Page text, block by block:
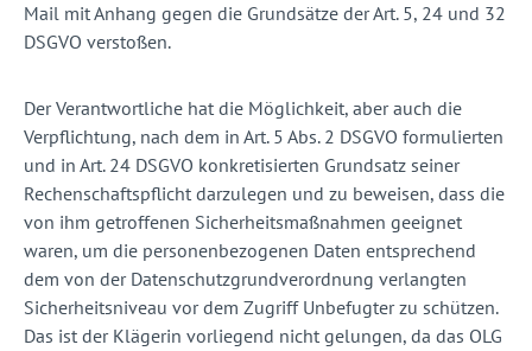
Mail mit Anhang gegen die Grundsätze der Art. 5, 24 und 32
DSGVO verstoßen.
Der Verantwortliche hat die Möglichkeit, aber auch die
Verpflichtung, nach dem in Art. 5 Abs. 2 DSGVO formulierten
und in Art. 24 DSGVO konkretisierten Grundsatz seiner
Rechenschaftspflicht darzulegen und zu beweisen, dass die
von ihm getroffenen Sicherheitsmaßnahmen geeignet
waren, um die personenbezogenen Daten entsprechend
dem von der Datenschutzgrundverordnung verlangten
Sicherheitsniveau vor dem Zugriff Unbefugter zu schützen.
Das ist der Klägerin vorliegend nicht gelungen, da das OLG